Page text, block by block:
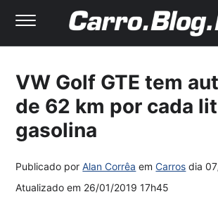
VW Golf GTE tem
de 62 km por cada
gasolina
Publicado porAlan Corrêa emCarros dia
Atualizado em 26/01/2019 17h45